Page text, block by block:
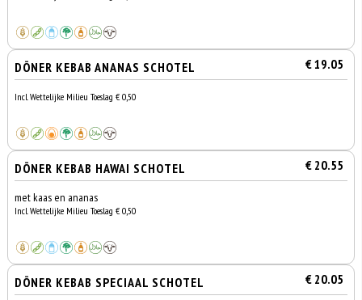
DÖNER KEBAB ANANAS SCHOTEL € 19.05
Incl. Wettelijke Milieu Toeslag € 0,50
DÖNER KEBAB HAWAI SCHOTEL € 20.55
met kaas en ananas
Incl. Wettelijke Milieu Toeslag € 0,50
DÖNER KEBAB SPECIAAL SCHOTEL € 20.05